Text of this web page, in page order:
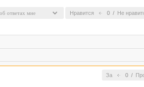
Нравится 0 / Не
За 0/